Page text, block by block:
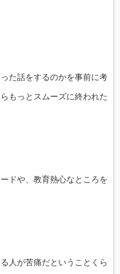
た話をするのかを事前に考
もっとスムーズに終われた
ドや、教育熱心なところを
人が苦痛だということくら